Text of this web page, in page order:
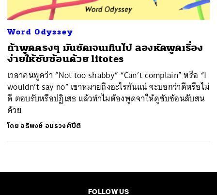
Word Odyssey
ถ้าพูดตรงๆ มันชัดเจนเกินไป ลองหัดพูดเรื่อง
ง่ายให้ซับซ้อนด้วย litotes
เวลาคนพูดว่า “Not too shabby” “Can’t complain” หรือ “I
wouldn’t say no” เขาหมายถึงอะไรกันแน่ จะบอกว่าดีหรือไม่
ดี ตอบรับหรือปฏิเสธ แล้วทำไมต้องพูดจาให้ดูซับซ้อนสับสน
ด้วย
โดย อธิพงษ์ อมรวงศ์ปีติ
FOLLOW US
SHARE TWEET LINE